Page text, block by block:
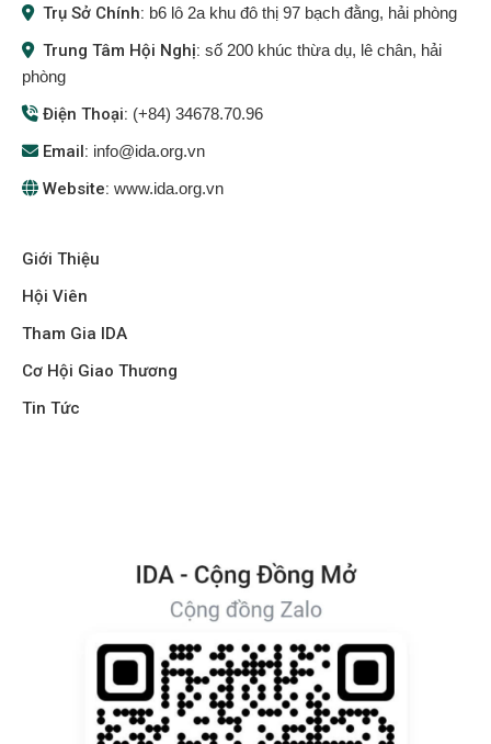
Trụ Sở Chính: b6 lô 2a khu đô thị 97 bạch đằng, hải phòng
Trung Tâm Hội Nghị: số 200 khúc thừa dụ, lê chân, hải
phòng
Điện Thoại: (+84) 34678.70.96
Email: info@ida.org.vn
Website: www.ida.org.vn
Giới Thiệu
Hội Viên
Tham Gia IDA
Cơ Hội Giao Thương
Tin Tức